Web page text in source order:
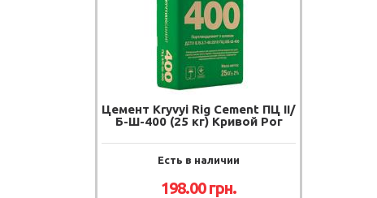
Цемент Kryvyi Rig Cement ПЦ II/
Б-Ш-400 (25 кг) Кривой Рог
Есть в наличии
198.00грн.